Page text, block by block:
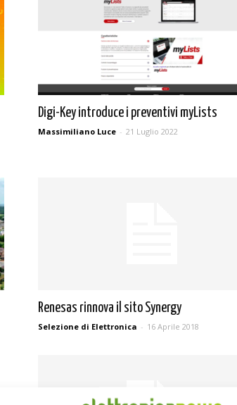
Digi-Key introduce i preventivi myLists
Massimiliano Luce - 21 Luglio 2022
Renesas rinnova il sito Synergy
Selezione di Elettronica - 16 Aprile 2018